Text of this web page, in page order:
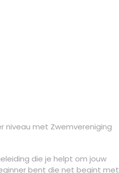
niveau met Zwemvereniging
die je helpt om jouw
bent die net begint met